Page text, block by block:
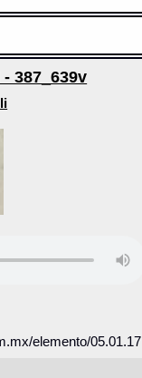
- 387_639v
elemento/05.01.17